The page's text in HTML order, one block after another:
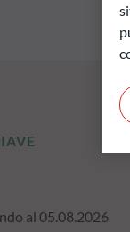
al 05.08.2026